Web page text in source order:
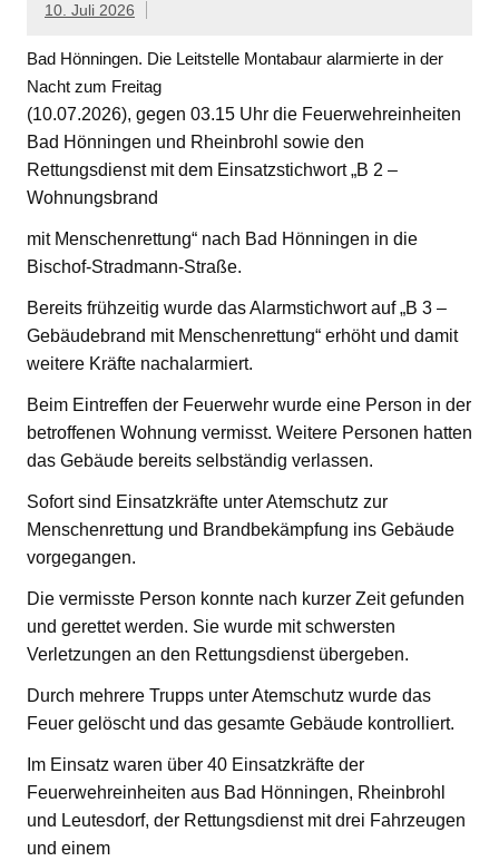
10. Juli 2026
Bad Hönningen. Die Leitstelle Montabaur alarmierte in der
Nacht zum Freitag
(10.07.2026), gegen 03.15 Uhr die Feuerwehreinheiten
Bad Hönningen und Rheinbrohl sowie den
Rettungsdienst mit dem Einsatzstichwort „B 2 –
Wohnungsbrand
mit Menschenrettung“ nach Bad Hönningen in die
Bischof-Stradmann-Straße.
Bereits frühzeitig wurde das Alarmstichwort auf „B 3 –
Gebäudebrand mit Menschenrettung“ erhöht und damit
weitere Kräfte nachalarmiert.
Beim Eintreffen der Feuerwehr wurde eine Person in der
betroffenen Wohnung vermisst. Weitere Personen hatten
das Gebäude bereits selbständig verlassen.
Sofort sind Einsatzkräfte unter Atemschutz zur
Menschenrettung und Brandbekämpfung ins Gebäude
vorgegangen.
Die vermisste Person konnte nach kurzer Zeit gefunden
und gerettet werden. Sie wurde mit schwersten
Verletzungen an den Rettungsdienst übergeben.
Durch mehrere Trupps unter Atemschutz wurde das
Feuer gelöscht und das gesamte Gebäude kontrolliert.
Im Einsatz waren über 40 Einsatzkräfte der
Feuerwehreinheiten aus Bad Hönningen, Rheinbrohl
und Leutesdorf, der Rettungsdienst mit drei Fahrzeugen
und einem